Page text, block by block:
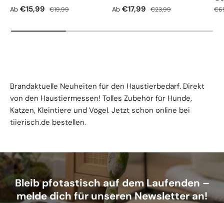
Verkaufspreis
Ab €15,99 Normaler Preis
€19,99 Verkaufspreis
Ab €17,99 Normaler Preis
€23,99
Brandaktuelle Neuheiten für den Haustierbedarf. Direkt
von den Haustiermessen! Tolles Zubehör für Hunde,
Katzen, Kleintiere und Vögel. Jetzt schon online bei
tiierisch.de bestellen.
Bleib pfotastisch auf dem Laufenden –
melde dich für unseren Newsletter an!